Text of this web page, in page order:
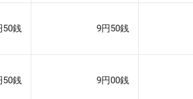
50銭 9円50銭
50銭 9円00銭